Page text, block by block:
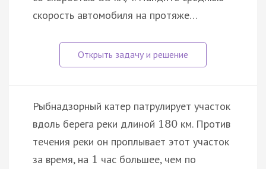
скорость автомобиля на протяже…
Рыбнадзорный катер патрулирует участок
вдоль берега реки длиной 180 км. Против
течения реки он проплывает этот участок
за время, на 1 час большее, чем по